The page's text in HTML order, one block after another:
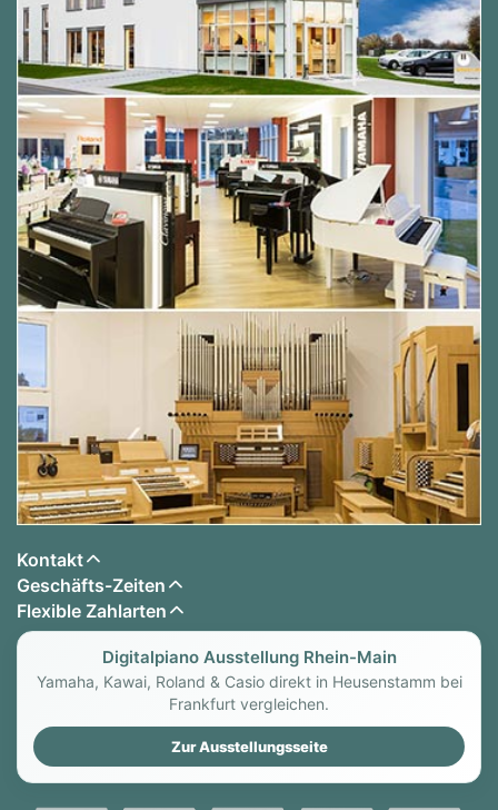
Kontakt
Geschäfts-Zeiten
Flexible Zahlarten
Digitalpiano Ausstellung Rhein-Main
Yamaha, Kawai, Roland & Casio direkt in Heusenstamm bei
Frankfurt vergleichen.
Zur Ausstellungsseite